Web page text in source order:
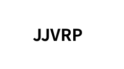
JJVRP